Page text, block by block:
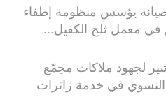
يؤسس منظومة إطفاء
في معمل ثلج الكفيل...
لجهود ملاكات مجمّع
في خدمة زائرات